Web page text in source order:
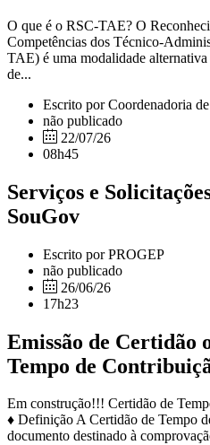
O que é o RSC-TAE? O
Competências dos Técnico-
TAE) é uma modalidade
de...
Escrito por Coordenadoria
não publicado
22/07/26
08h45
Serviços e
SouGov
Escrito por PROGEP
não publicado
26/06/26
17h23
Emissão de Certidão
Tempo de
Em construção!!! Certidão de
♦ Definição A Certidão de Tempo
documento destinado à